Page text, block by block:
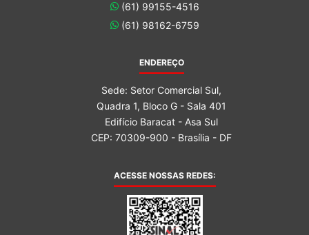
(61) 99155-4516
(61) 98162-6759
ENDEREÇO
Sede: Setor Comercial Sul,
Quadra 1, Bloco G - Sala 401
Edifício Baracat - Asa Sul
CEP: 70309-900 - Brasília - DF
ACESSE NOSSAS REDES: